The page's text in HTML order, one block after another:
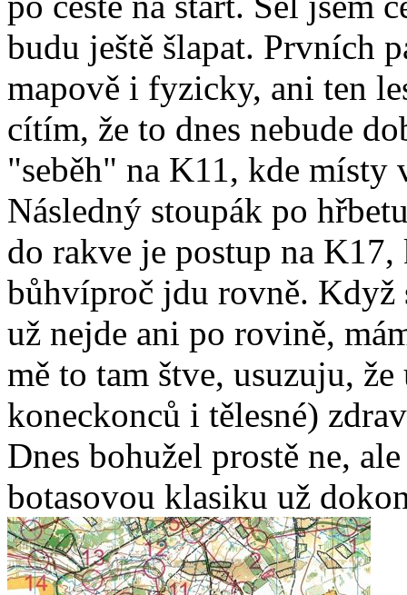
budu ještě šlapat. Prvních
mapově i fyzicky, ani ten
cítím, že to dnes nebude
"seběh" na K11, kde místy
Následný stoupák po
do rakve je postup na K17,
bůhvíproč jdu rovně. Když
už nejde ani po rovině,
mě to tam štve, usuzuju,
koneckonců i tělesné)
Dnes bohužel prostě ne,
botasovou klasiku už